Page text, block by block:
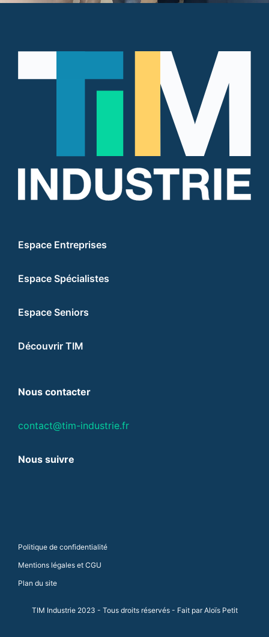
Espace Entreprises
Espace Spécialistes
Espace Seniors
Découvrir TIM
Nous contacter
contact@tim-industrie.fr
Nous suivre
Politique de confidentialité
Mentions légales et CGU
Plan du site
TIM Industrie 2023 - Tous droits réservés - Fait parAloïs Petit